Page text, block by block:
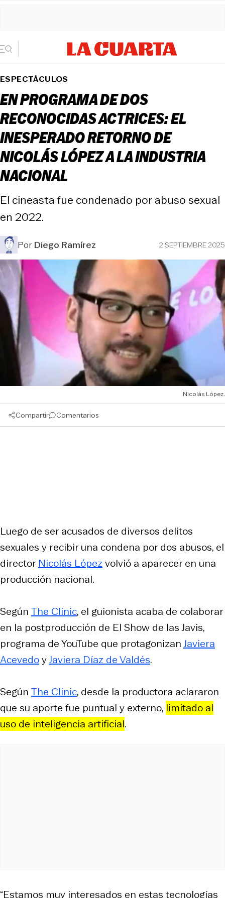
ESPECTÁCULOS
EN PROGRAMA DE DOS
RECONOCIDAS ACTRICES: EL
INESPERADO RETORNO DE
NICOLÁS LÓPEZ A LA INDUSTRIA
NACIONAL
El cineasta fue condenado por abuso sexual
en 2022.
PorDiego Ramírez 2 SEPTIEMBRE 2025
Nicolás López.
Compartir Comentarios
Luego de ser acusados de diversos delitos
sexuales y recibir una condena por dos abusos, el
director Nicolás López volvió a aparecer en una
producción nacional.
Según The Clinic, el guionista acaba de colaborar
en la postproducción de El Show de las Javis,
programa de YouTube que protagonizan Javiera
AcevedoyJaviera Díaz de Valdés.
Según The Clinic, desde la productora aclararon
que su aporte fue puntual y externo, limitado al
uso de inteligencia artificial.
“Estamos muy interesados en estas tecnologías